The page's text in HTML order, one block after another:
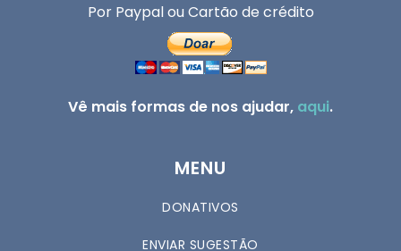
Por Paypal ou Cartão de crédito
Vê mais formas de nos ajudar, aqui.
MENU
DONATIVOS
ENVIAR SUGESTÃO